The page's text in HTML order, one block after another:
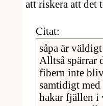
att riskera att det
Citat:
såpa är
Alltså spärrar
fibern inte
samtidigt
hakar fjällen i